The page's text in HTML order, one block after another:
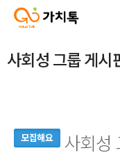
사회성 그룹 게시
모집해요 사회성